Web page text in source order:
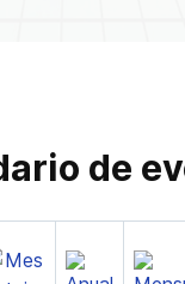
de